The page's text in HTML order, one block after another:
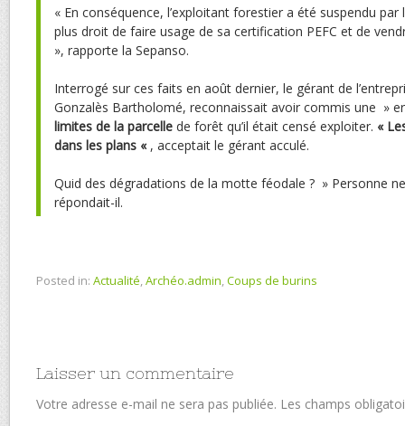
« En conséquence, l’exploitant forestier a été suspendu par
plus droit de faire usage de sa certification PEFC et de
», rapporte la Sepanso.
Interrogé sur ces faits en août dernier, le gérant de
Gonzalès Bartholomé, reconnaissait avoir commis une »
limites de la parcelle de forêt qu’il était censé exploiter. «
dans les plans « , acceptait le gérant acculé.
Quid des dégradations de la motte féodale ? » Personne
répondait-il.
Posted in: Actualité,Archéo.admin,Coups de burins
Laisser un commentaire
Votre adresse e-mail ne sera pas publiée. Les champs